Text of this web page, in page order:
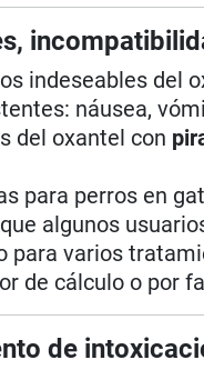
indeseables del
náusea,
del oxantel con
para perros en
algunos
para varios
de cálculo o por
de